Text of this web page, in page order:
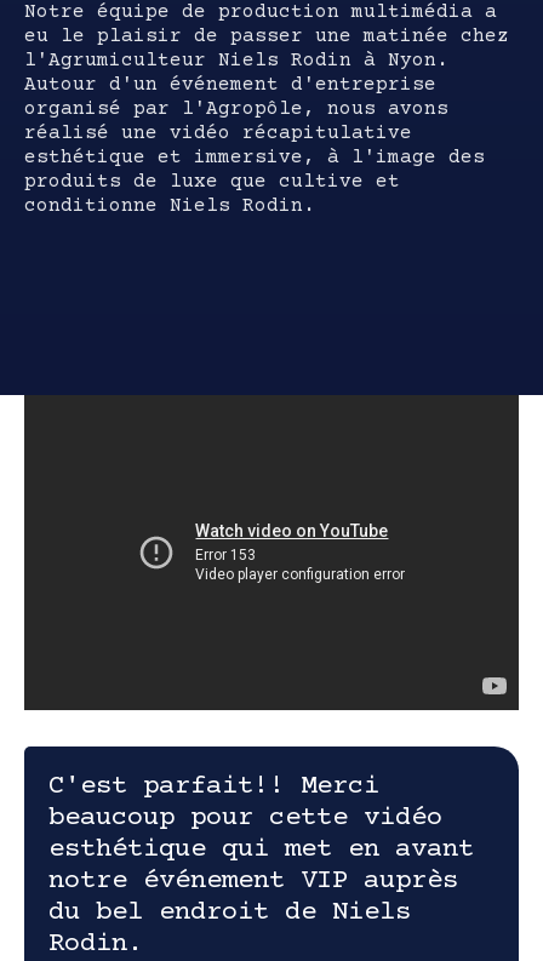
Notre équipe de production multimédia a
eu le plaisir de passer une matinée chez
l'Agrumiculteur Niels Rodin à Nyon.
Autour d'un événement d'entreprise
organisé par l'Agropôle, nous avons
réalisé une vidéo récapitulative
esthétique et immersive, à l'image des
produits de luxe que cultive et
conditionne Niels Rodin.
C'est parfait!! Merci
beaucoup pour cette vidéo
esthétique qui met en avant
notre événement VIP auprès
du bel endroit de Niels
Rodin.